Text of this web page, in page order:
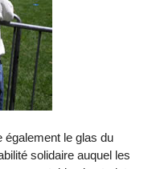
également le glas du
solidaire auquel les